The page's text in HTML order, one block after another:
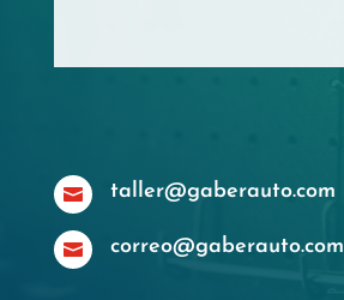
 taller@gaberauto.com
 correo@gaberauto.com